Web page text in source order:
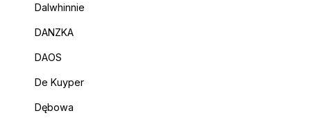
Dalwhinnie
DANZKA
DAOS
De Kuyper
Dębowa